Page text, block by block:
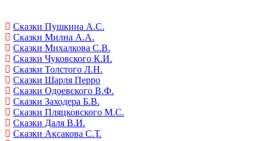
Сказки Пушкина А.С.
Сказки Милна А.А.
Сказки Михалкова С.В.
Сказки Чуковского К.И.
Сказки Толстого Л.Н.
Сказки Шарля Перро
Сказки Одоевского В.Ф.
Сказки Заходера Б.В.
Сказки Пляцковского М.С.
Сказки Даля В.И.
Сказки Аксакова С.Т.